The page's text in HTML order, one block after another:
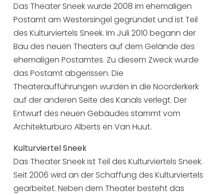
VVV Sneek
Sehenswürdigkeiten
Das Theater Sneek wurde 2008 im ehemaligen
Postamt am Westersingel gegründet und ist Teil
des Kulturviertels Sneek. Im Juli 2010 begann der
Bau des neuen Theaters auf dem Gelände des
ehemaligen Postamtes. Zu diesem Zweck wurde
das Postamt abgerissen. Die
Theateraufführungen wurden in die Noorderkerk
auf der anderen Seite des Kanals verlegt. Der
Entwurf des neuen Gebäudes stammt vom
Architekturbüro Alberts en Van Huut.
Kulturviertel Sneek
Das Theater Sneek ist Teil des Kulturviertels Sneek.
Seit 2006 wird an der Schaffung des Kulturviertels
gearbeitet. Neben dem Theater besteht das